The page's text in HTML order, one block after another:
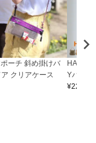
ーチ 斜め掛けバ
クリアケース
Yバッグ
¥22,000